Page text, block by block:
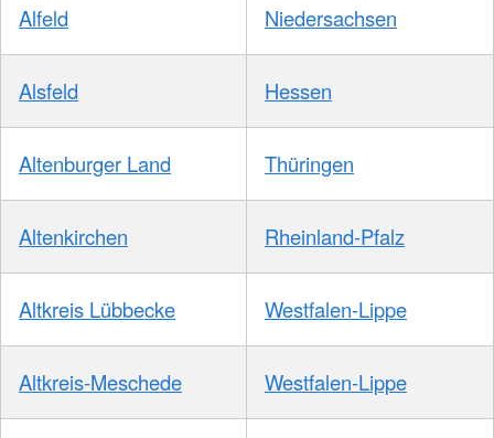
Alfeld Niedersachsen
Alsfeld Hessen
Altenburger Land Thüringen
Altenkirchen Rheinland-Pfalz
Altkreis Lübbecke Westfalen-Lippe
Altkreis-Meschede Westfalen-Lippe